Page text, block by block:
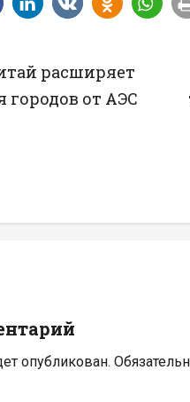
расширяет
городов от АЭС
опубликован.